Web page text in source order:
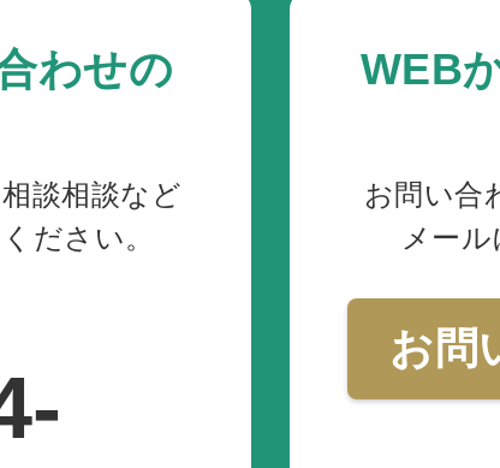
わせの
談相談など
ださい。
WEB
お問い合
メー
お問